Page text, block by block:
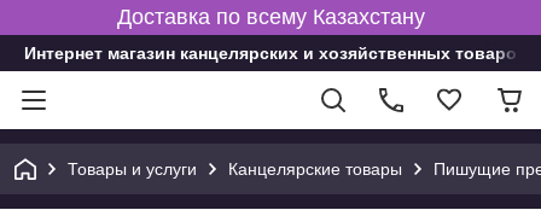
Доставка по всему Казахстану
Интернет магазин канцелярских и хозяйственных товаров
Товары и услуги Канцелярские товары Пишущие